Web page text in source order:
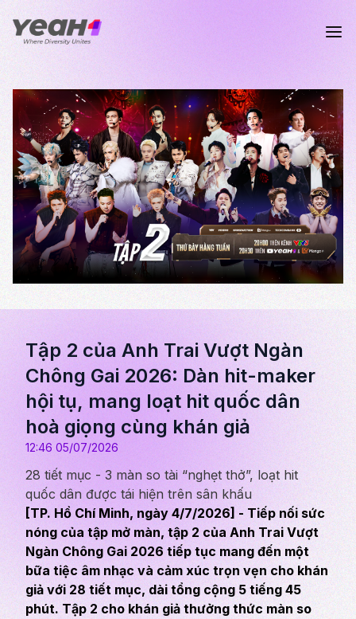
Tập 2 của Anh Trai Vượt Ngàn
Chông Gai 2026: Dàn hit-maker
hội tụ, mang loạt hit quốc dân
hoà giọng cùng khán giả
12:46 05/07/2026
28 tiết mục - 3 màn so tài “nghẹt thở”, loạt hit
quốc dân được tái hiện trên sân khấu
[TP. Hồ Chí Minh, ngày 4/7/2026] - Tiếp nối sức
nóng của tập mở màn, tập 2 của Anh Trai Vượt
Ngàn Chông Gai 2026 tiếp tục mang đến một
bữa tiệc âm nhạc và cảm xúc trọn vẹn cho khán
giả với 28 tiết mục, dài tổng cộng 5 tiếng 45
phút. Tập 2 cho khán giả thưởng thức màn so